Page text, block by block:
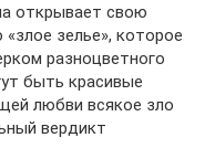
открывает свою
зелье», которое
разноцветного
быть красивые
любви всякое зло
вердикт